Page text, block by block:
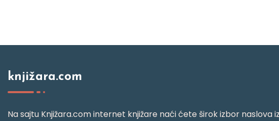
knjižara.com
Na sajtu Knjižara.com internet knjižare naći ćete širok izbor naslova